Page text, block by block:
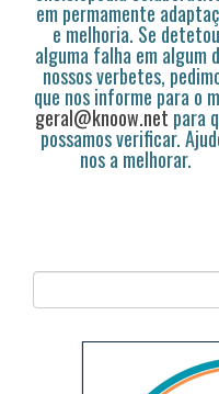
em permamente
e melhoria. Se detetou
alguma falha em algum
nossos verbetes,
que nos informe para o
geral@knoow.net para
possamos verificar.
nos a melhorar.